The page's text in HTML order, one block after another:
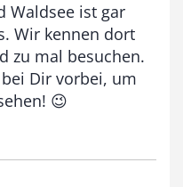
Waldsee ist gar
Wir kennen dort
zu mal besuchen.
Dir vorbei, um
😉